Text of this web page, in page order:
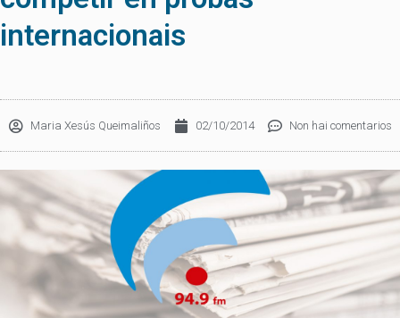
internacionais
Maria Xesús Queimaliños 02/10/2014 Non hai comentarios